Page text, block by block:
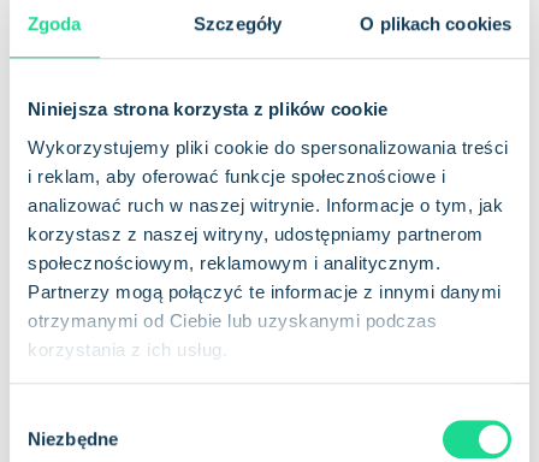
Zgoda Szczegóły O plikach cookies
Niniejsza strona korzysta z plików cookie
Wykorzystujemy pliki cookie do spersonalizowania treści
i reklam, aby oferować funkcje społecznościowe i
analizować ruch w naszej witrynie. Informacje o tym, jak
korzystasz z naszej witryny, udostępniamy partnerom
społecznościowym, reklamowym i analitycznym.
Partnerzy mogą połączyć te informacje z innymi danymi
otrzymanymi od Ciebie lub uzyskanymi podczas
korzystania z ich usług.
Niezbędne
Aby dowiedzieć się więcej oNB-IoT
, zapoznaj się ze
szczegółowym przewodnikiem Com4 na temat NB-IoT.
odpowiedni